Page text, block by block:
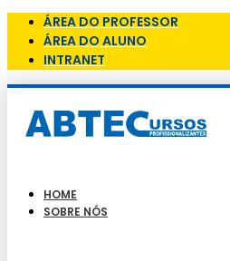
ÁREA DO PROFESSOR
ÁREA DO ALUNO
INTRANET
HOME
SOBRE NÓS